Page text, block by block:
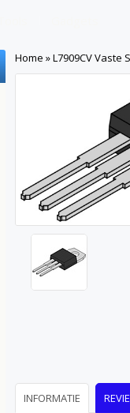
Home »L7909CV Vaste
INFORMATIE